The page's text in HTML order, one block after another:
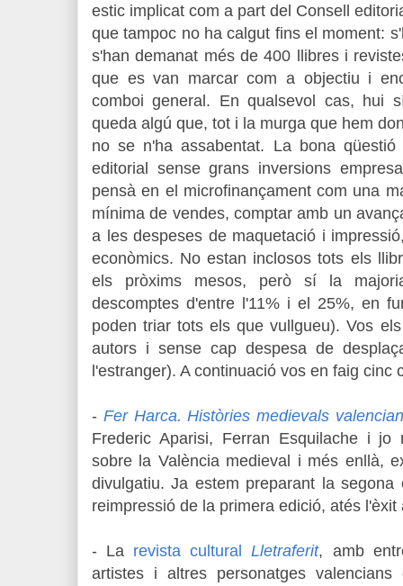
estic implicat com a part del Consell
que tampoc no ha calgut fins el moment:
s'han demanat més de 400 llibres i
que es van marcar com a objectiu i
comboi general. En qualsevol cas, hui
queda algú que, tot i la murga que hem
no se n'ha assabentat. La bona
editorial sense grans inversions
pensà en el microfinançament com una
mínima de vendes, comptar amb un
a les despeses de maquetació i
econòmics. No estan inclosos tots els
els pròxims mesos, però sí la
descomptes d'entre l'11% i el 25%, en
poden triar tots els que vullgueu). Vos
autors i sense cap despesa de
l'estranger). A continuació vos en faig cinc
- Fer Harca. Històries medievals
Frederic Aparisi, Ferran Esquilache i
sobre la València medieval i més enllà,
divulgatiu. Ja estem preparant la segona
reimpressió de la primera edició, atés l'èxit
- La revista culturalLletraferit, amb
artistes i altres personatges